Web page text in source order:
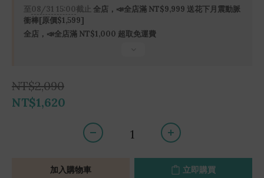
至08/31 15:00截止
全店，📣全店滿 NT$9,999 送花下月震動脈
衝棒[原價$1,599]
全店，📣全店滿 NT$1,000 超取免運費
NT$2,090
NT$1,620
加入購物車 立即購買